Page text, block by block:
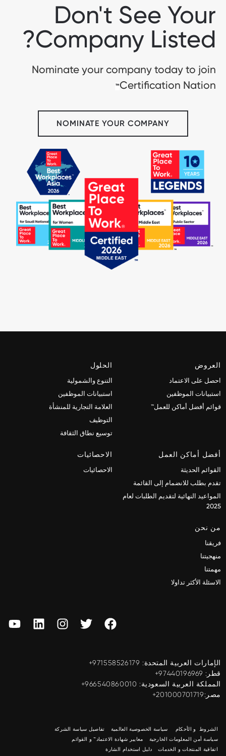
Don't See Your
Company Listed?
Nominate your company today to join
Certification Nation
™
NOMINATE YOUR COMPANY
العروض
احصل على الاعتماد
استبيانات الموظفين
قوائم أفضل أماكن للعمل™
الحلول
التنوع والشمولية
استبيانات الموظفين
العلامة التجارية للمنشأة
التوظيف
توسيع نطاق الثقافة
أفضل أماكن العمل
القوائم الحديثة
تقدم بطلب للانضمام إلى القائمة
المواعيد النهائية لتقديم الطلبات لعام
2025
الاحصائيات
الاحصائيات
من نحن
فريقنا
منهجيتنا
مهمتنا
الاسئلة الأكثر تداولا
الإمارات العربية المتحدة: ‎+971558526179
قطر: ‎+97440196969
المملكة العربية السعودية: ‎+966540860010
مصر:201000701719+
الشروط و الأحكام سياسة الخصوصية العالمية
تفاصيل سياسة الشركة
سياسة أمن المعلومات الخارجية
معايير شهادة الاعتماد™ و القوائم
اتفاقية المنتجات و الخدمات
دليل استخدام الشارة